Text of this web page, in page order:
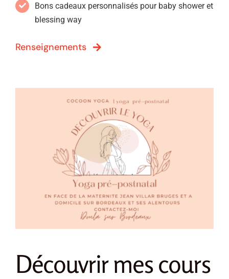
Bons cadeaux personnalisés pour baby shower et
blessing way
Renseignements
Découvrir mes cours